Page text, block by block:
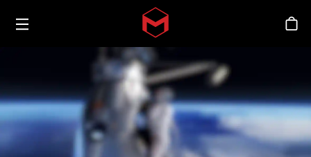
Skip to main content